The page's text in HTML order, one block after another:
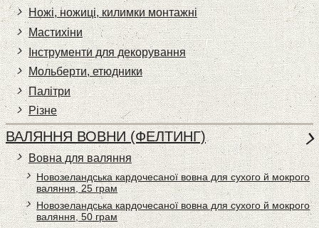
Ножі, ножиці, килимки монтажні
Мастихіни
Інструменти для декорування
Мольберти, етюдники
Палітри
Різне
ВАЛЯННЯ ВОВНИ (ФЕЛТИНГ)
Вовна для валяння
Новозеландська кардочесаної вовна для сухого й мокрого
валяння, 25 грам
Новозеландська кардочесаної вовна для сухого й мокрого
валяння, 50 грам